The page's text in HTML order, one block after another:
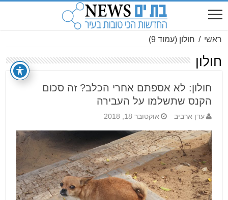
ראשי / חולון (עמוד 9)
חולון
חולון: לא אספתם אחרי הכלב? זה סכום
הקנס שתשלמו על העבירה
עדן ארביב אוקטובר 18, 2018